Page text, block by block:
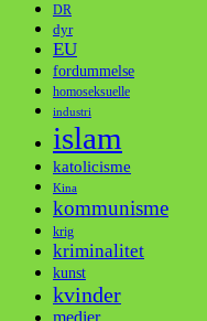
DR
dyr
EU
fordummelse
homoseksuelle
industri
islam
katolicisme
Kina
kommunisme
krig
kriminalitet
kunst
kvinder
medier